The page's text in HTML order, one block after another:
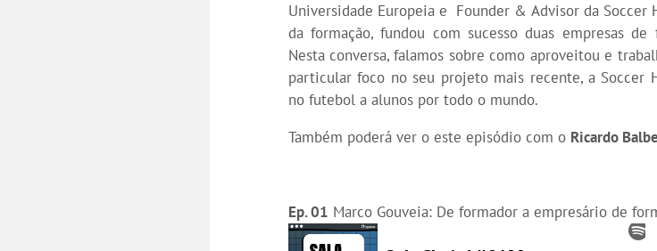
Universidade Europeia e Founder & Advisor da Soccer
da formação, fundou com sucesso duas empresas
Nesta conversa, falamos sobre como aproveitou e
particular foco no seu projeto mais recente, a Soccer
no futebol a alunos por todo o mundo.
Também poderá ver o este episódio com o Ricardo
Ep. 01 Marco Gouveia: De formador a empresário de